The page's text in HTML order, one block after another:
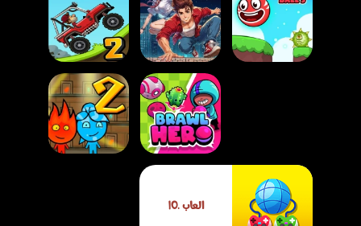
لعبة مغامرة الطفل
الأخضر
لعبة غامبول ارواح
الفصل
لعبة إمبراطورية
النمل
لعبة تسلق التلال
السريعة 2
لعبة باركور القاتل
لعبة بطل المعركة
التصويب والتطوير
العاب .IO